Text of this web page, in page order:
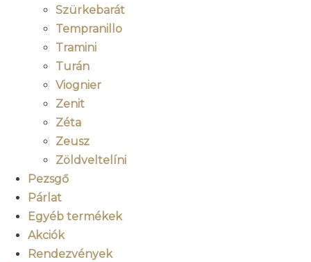
Szürkebarát
Tempranillo
Tramini
Turán
Viognier
Zenit
Zéta
Zeusz
Zöldveltelíni
Pezsgő
Párlat
Egyéb termékek
Akciók
Rendezvények